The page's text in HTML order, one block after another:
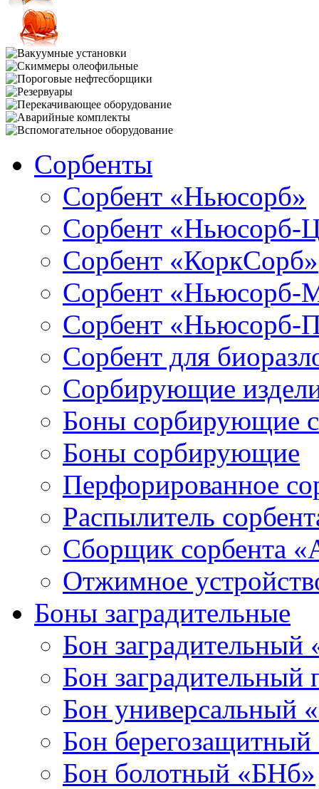
Сорбенты
Сорбент «Ньюсорб»
Сорбент «Ньюсорб-
Сорбент «КоркСорб»
Сорбент «Ньюсорб-
Сорбент «Ньюсорб-
Сорбент для
Сорбирующие
Боны сорбирующие
Боны сорбирующие
Перфорированное
Распылитель
Сборщик сорбента
Отжимное
Боны заградительные
Бон заградительный
Бон
Бон универсальный
Бон
Бон болотный «БНб»